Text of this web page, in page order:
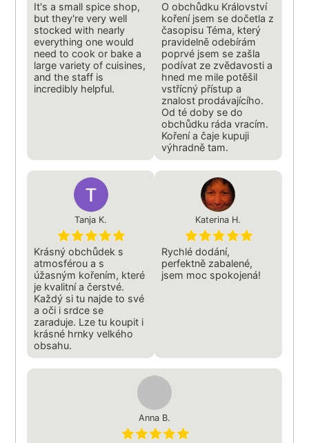
It's a small spice shop,
but they're very well
stocked with nearly
everything one would
need to cook or bake a
large variety of cuisines,
and the staff is
incredibly helpful.
O obchůdku Království
koření jsem se dočetla z
časopisu Téma, který
pravidelně odebírám
poprvé jsem se zašla
podívat ze zvědavosti a
hned me mile potěšil
vstřícný přístup a
znalost prodávajícího.
Od té doby se do
obchůdku ráda vracím.
Koření a čaje kupuji
výhradně tam.
Tanja K.
Krásný obchůdek s
atmosférou a s
úžasným kořením, které
je kvalitní a čerstvé.
Každý si tu najde to své
a oči i srdce se
zaraduje. Lze tu koupit i
krásné hrnky velkého
obsahu.
Katerina H.
Rychlé dodání,
perfektně zabalené,
jsem moc spokojená!
Anna B.